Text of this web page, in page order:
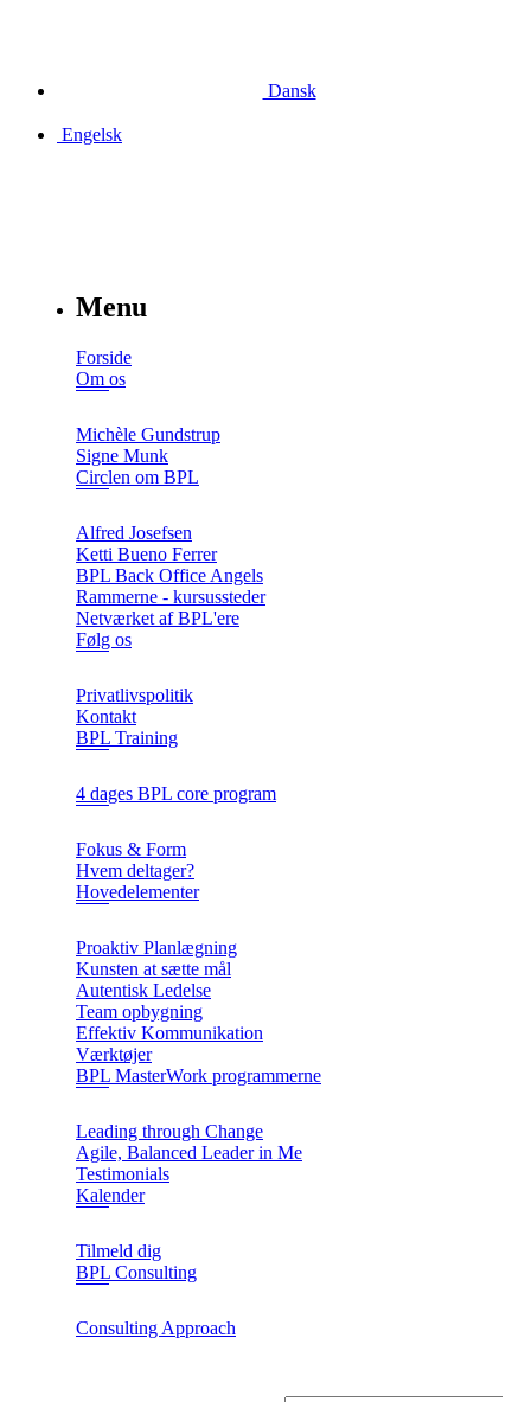
Dansk
Engelsk
Menu
Forside
Om os
Michèle Gundstrup
Signe Munk
Circlen om BPL
Alfred Josefsen
Ketti Bueno Ferrer
BPL Back Office Angels
Rammerne - kursussteder
Netværket af BPL'ere
Følg os
Privatlivspolitik
Kontakt
BPL Training
4 dages BPL core program
Fokus & Form
Hvem deltager?
Hovedelementer
Proaktiv Planlægning
Kunsten at sætte mål
Autentisk Ledelse
Team opbygning
Effektiv Kommunikation
Værktøjer
BPL MasterWork programmerne
Leading through Change
Agile, Balanced Leader in Me
Testimonials
Kalender
Tilmeld dig
BPL Consulting
Consulting Approach